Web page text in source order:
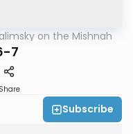
on the Mishnah
7
Share
Subscribe